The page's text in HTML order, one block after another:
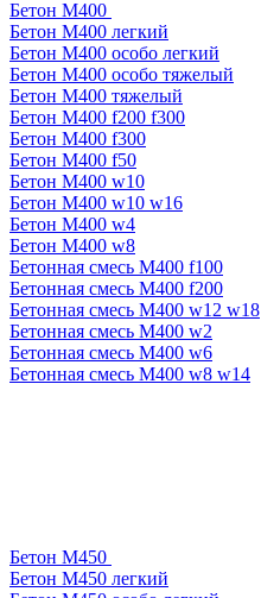
Бетон М400
Бетон М400 легкий
Бетон М400 особо легкий
Бетон М400 особо тяжелый
Бетон М400 тяжелый
Бетон М400 f200 f300
Бетон М400 f300
Бетон М400 f50
Бетон М400 w10
Бетон М400 w10 w16
Бетон М400 w4
Бетон М400 w8
Бетонная смесь М400 f100
Бетонная смесь М400 f200
Бетонная смесь М400 w12 w18
Бетонная смесь М400 w2
Бетонная смесь М400 w6
Бетонная смесь М400 w8 w14
Бетон М450
Бетон М450 легкий